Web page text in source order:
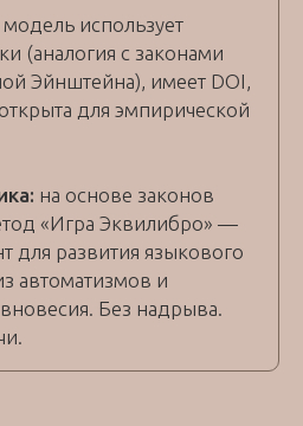
модель использует
(аналогия с законами
Эйнштейна), имеет DOI,
для эмпирической
на основе законов
«Игра Эквилибро» —
для развития языкового
автоматизмов и
Без надрыва.